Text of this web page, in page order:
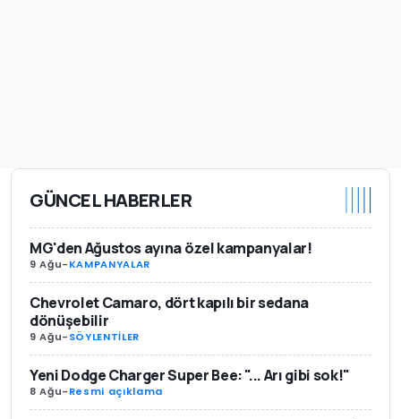
GÜNCEL HABERLER
MG'den Ağustos ayına özel kampanyalar!
9 Ağu-KAMPANYALAR
Chevrolet Camaro, dört kapılı bir sedana
dönüşebilir
9 Ağu-SÖYLENTİLER
Yeni Dodge Charger Super Bee: "... Arı gibi sok!"
8 Ağu-Resmi açıklama